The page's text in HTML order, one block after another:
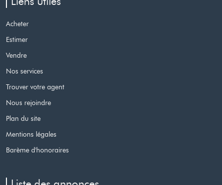
Acheter
Estimer
Vendre
Nos services
Trouver votre agent
Nous rejoindre
Plan du site
Mentions légales
Barème d'honoraires